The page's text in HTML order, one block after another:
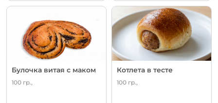
Булочка витая с маком
100 гр.,
Котлета в тесте
100 гр.,